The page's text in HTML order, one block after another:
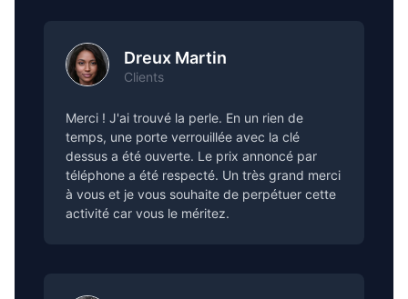
Dreux Martin
Clients
Merci ! J'ai trouvé la perle. En un rien de
temps, une porte verrouillée avec la clé
dessus a été ouverte. Le prix annoncé par
téléphone a été respecté. Un très grand merci
à vous et je vous souhaite de perpétuer cette
activité car vous le méritez.